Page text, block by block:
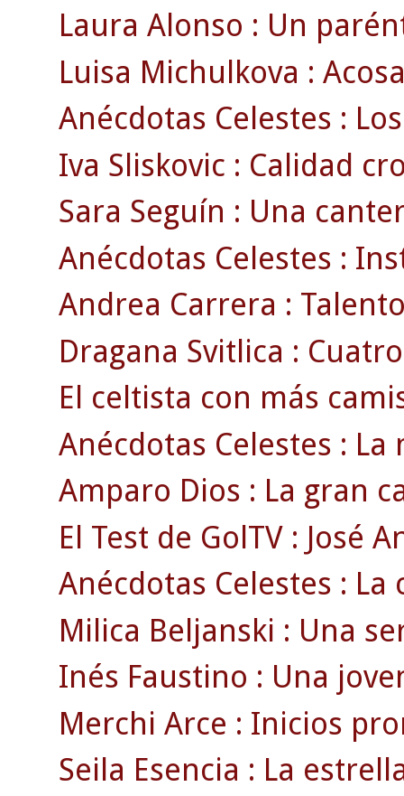
Laura Alonso : Un
Luisa Michulkova :
Anécdotas Celestes :
Iva Sliskovic : Calidad
Sara Seguín : Una
Anécdotas Celestes :
Andrea Carrera :
Dragana Svitlica :
El celtista con más
Anécdotas Celestes :
Amparo Dios : La gran
El Test de GolTV : José
Anécdotas Celestes : La
Milica Beljanski : Una
Inés Faustino : Una
Merchi Arce : Inicios
Seila Esencia : La